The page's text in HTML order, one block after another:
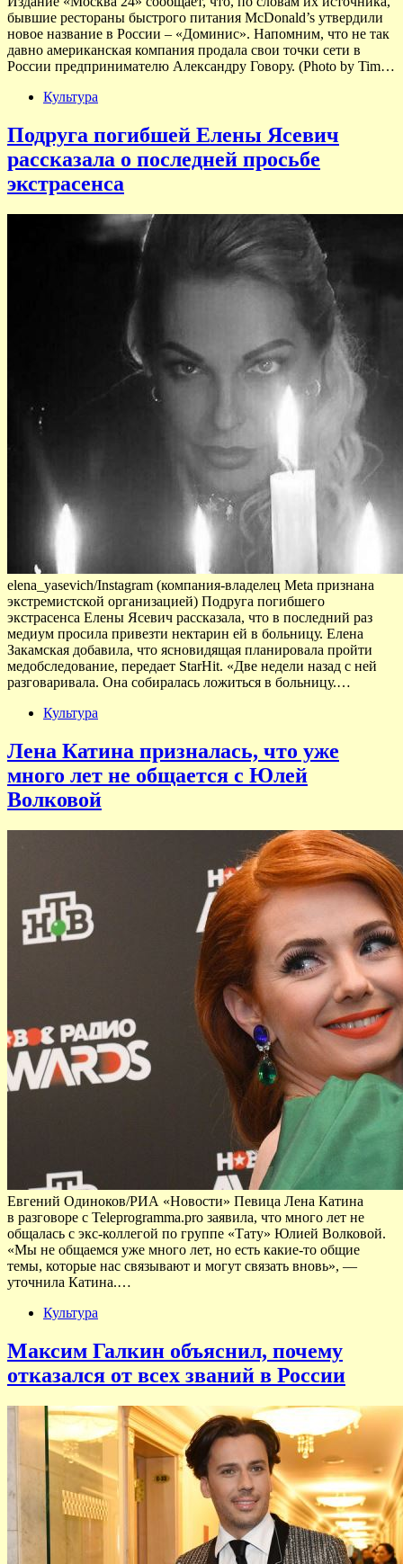
бывшие рестораны быстрого питания McDonald’s утвердили
новое название в России – «Доминис». Напомним, что не так
давно американская компания продала свои точки сети в
России предпринимателю Александру Говору. (Photo by Tim…
Культура
Подруга погибшей Елены Ясевич
рассказала о последней просьбе
экстрасенса
elena_yasevich/Instagram (компания-владелец Meta признана
экстремистской организацией) Подруга погибшего
экстрасенса Елены Ясевич рассказала, что в последний раз
медиум просила привезти нектарин ей в больницу. Елена
Закамская добавила, что ясновидящая планировала пройти
медобследование, передает StarHit. «Две недели назад с ней
разговаривала. Она собиралась ложиться в больницу.…
Культура
Лена Катина призналась, что уже
много лет не общается с Юлей
Волковой
Евгений Одиноков/РИА «Новости» Певица Лена Катина
в разговоре с Teleprogramma.pro заявила, что много лет не
общалась с экс-коллегой по группе «Тату» Юлией Волковой.
«Мы не общаемся уже много лет, но есть какие-то общие
темы, которые нас связывают и могут связать вновь», —
уточнила Катина.…
Культура
Максим Галкин объяснил, почему
отказался от всех званий в России